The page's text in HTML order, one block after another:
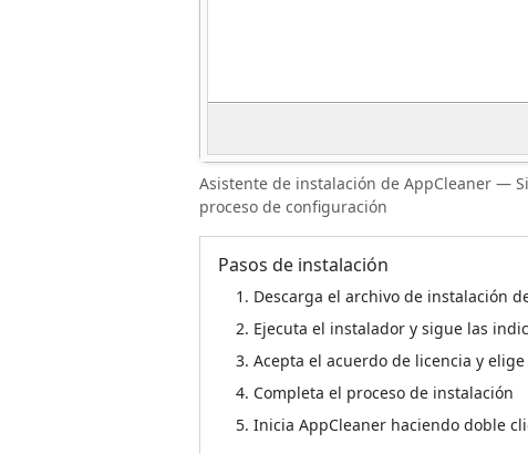
Asistente de instalación de AppCleaner —
proceso de configuración
Pasos de instalación
Descarga el archivo de instalación
Ejecuta el instalador y sigue las
Acepta el acuerdo de licencia y
Completa el proceso de instalación
Inicia AppCleaner haciendo doble